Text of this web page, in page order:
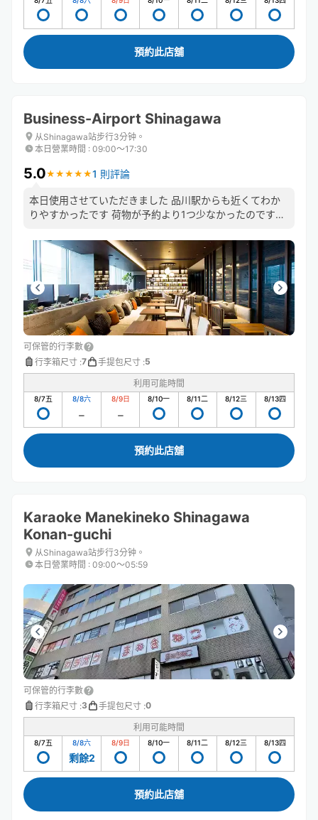
預約此店舖
Business-Airport Shinagawa
从Shinagawa站步行3分钟。
本日營業時間 : 09:00〜17:30
5.0★ ★ ★ ★ ★
★ ★ ★ ★ ★1 則評論
本日使用させていただきました 品川駅からも近くてわか
りやすかったです 荷物が予約より1つ少なかったのです
方もとても感じが良くて、また利用させていただきたいで
す ありがとうございました
可保管的行李數
行李箱尺寸 :7 手提包尺寸 :5
利用可能時間
8/7五 8/8六 8/9日 8/10一 8/11二 8/12三 8/13四
預約此店舖
Karaoke Manekineko Shinagawa
Konan-guchi
从Shinagawa站步行3分钟。
本日營業時間 : 09:00〜05:59
可保管的行李數
行李箱尺寸 :3 手提包尺寸 :0
利用可能時間
8/7五 8/8六
剩餘2
8/9日 8/10一 8/11二 8/12三 8/13四
預約此店舖